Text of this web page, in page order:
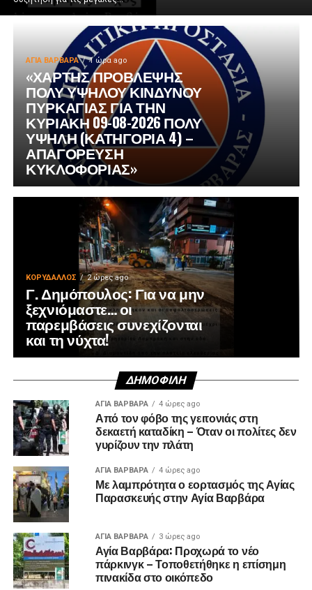
ΑΓΙΑ ΒΑΡΒΑΡΑ 1 ώρα ago
«ΧΑΡΤΗΣ ΠΡΟΒΛΕΨΗΣ
ΠΟΛΥ ΥΨΗΛΟΥ ΚΙΝΔΥΝΟΥ
ΠΥΡΚΑΓΙΑΣ ΓΙΑ ΤΗΝ
ΚΥΡΙΑΚΗ 09-08-2026 ΠΟΛΥ
ΥΨΗΛΗ (ΚΑΤΗΓΟΡΙΑ 4) –
ΑΠΑΓΟΡΕΥΣΗ
ΚΥΚΛΟΦΟΡΙΑΣ»
ΚΟΡΥΔΑΛΛΟΣ 2 ώρες ago
Γ. Δημόπουλος: Για να μην
ξεχνιόμαστε… οι
παρεμβάσεις συνεχίζονται
και τη νύχτα!
ΔΗΜΟΦΙΛΉ
ΑΓΙΑ ΒΑΡΒΑΡΑ 4 ώρες ago
Από τον φόβο της γειτονιάς στη
δεκαετή καταδίκη – Όταν οι πολίτες δεν
γυρίζουν την πλάτη
ΑΓΙΑ ΒΑΡΒΑΡΑ 4 ώρες ago
Με λαμπρότητα ο εορτασμός της Αγίας
Παρασκευής στην Αγία Βαρβάρα
ΑΓΙΑ ΒΑΡΒΑΡΑ 3 ώρες ago
Αγία Βαρβάρα: Προχωρά το νέο
πάρκινγκ – Τοποθετήθηκε η επίσημη
πινακίδα στο οικόπεδο